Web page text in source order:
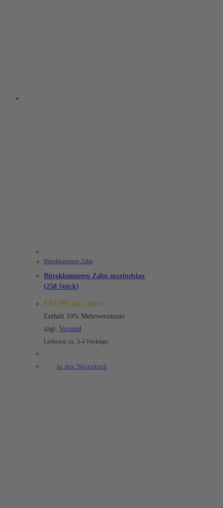
Büroklammern Zahn
Büroklammern Zahn marineblau
(250 Stück)
€34,90 inkl. MwSt.
Enthält 19% Mehrwertsteuer
zzgl. Versand
Lieferzeit: ca. 3-4 Werktage
In den Warenkorb